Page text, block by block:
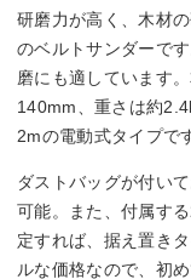
研磨力が高く、木材
のベルトサンダーで
磨にも適しています
140mm、重さは約
2mの電動式タイプで
ダストバッグが付い
可能。また、付属す
定すれば、据え置き
ルな価格なので、初